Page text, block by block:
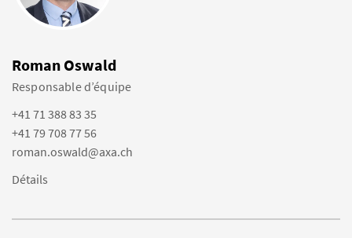
Roman Oswald
Responsable d’équipe
+41 71 388 83 35
+41 79 708 77 56
roman.oswald@axa.ch
Détails